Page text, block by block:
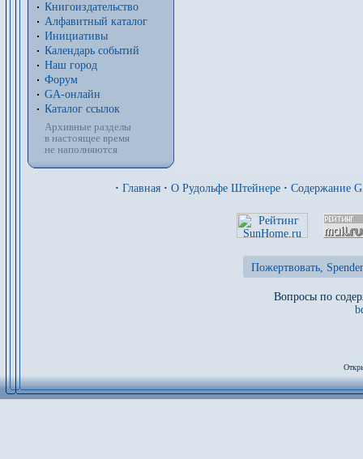
Книгоиздательство
Алфавитный каталог
Инициативы
Календарь событий
Наш город
Форум
GA-онлайн
Каталог ссылок
Архивные разделы
в настоящее время
не наполняются
· Главная · О Рудольфе Штейнере · Содержание
Пожертвовать,
Вопросы по